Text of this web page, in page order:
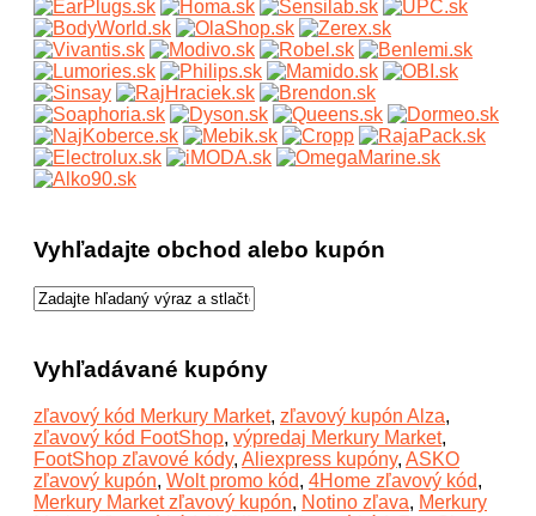
Vyhľadajte obchod alebo kupón
Vyhľadávané kupóny
zľavový kód Merkury Market, zľavový kupón Alza,
zľavový kód FootShop, výpredaj Merkury Market,
FootShop zľavové kódy, Aliexpress kupóny, ASKO
zľavový kupón, Wolt promo kód, 4Home zľavový kód,
Merkury Market zľavový kupón, Notino zľava, Merkury